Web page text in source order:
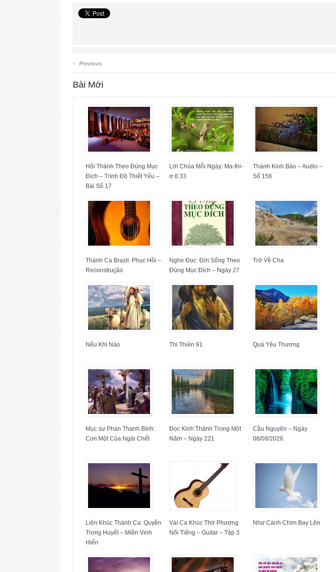
‹ Previous
Bài Mới
Hội Thánh Theo Đúng Mục
Đích – Trình Độ Thiết Yếu –
Bài Số 17
Lời Chúa Mỗi Ngày: Ma-thi-
ơ 6:33
Thánh Kinh Báo – Audio –
Số 156
Thánh Ca Brazil: Phục Hồi –
Reconstrução
Nghe Đọc: Đời Sống Theo
Đúng Mục Đích – Ngày 27
Trở Về Cha
Nếu Khi Nào Thi Thiên 91 Quà Yêu Thương
Mục sư Phan Thanh Bình:
Con Một Của Ngài Chết
Đọc Kinh Thánh Trong Một
Năm – Ngày 221
Cầu Nguyện – Ngày
08/08/2026
Liên Khúc Thánh Ca: Quyền
Trong Huyết – Miền Vinh
Hiển
Vài Ca Khúc Thờ Phượng
Nổi Tiếng – Guitar – Tập 3
Như Cánh Chim Bay Lên